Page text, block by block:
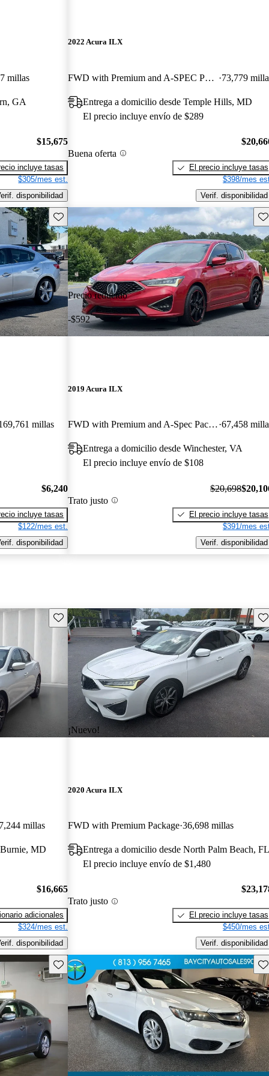
millas
GA
$15,675
incluye tasas
$305/mes est.
disponibilidad
2022 Acura ILX
FWD with Premium and A-SPEC Package 73,779
Entrega a domicilio desde Temple Hills, MD
El precio incluye envío de $289
Buena oferta
El precio incluye tasas
$398/mes
Verif. disponibilidad
Guarda este Aviso
millas
$6,240
incluye tasas
$122/mes est.
disponibilidad
Precio reducido
-$592
2019 Acura ILX
FWD with Premium and A-Spec Package 67,458
Entrega a domicilio desde Winchester, VA
El precio incluye envío de $108
Trato justo
$20,698
El precio incluye tasas
$391/mes
Verif. disponibilidad
Guarda este Aviso
millas
MD
$16,665
adicionales
$324/mes est.
disponibilidad
¡Nuevo!
2020 Acura ILX
FWD with Premium Package 36,698 millas
Entrega a domicilio desde North Palm Beach,
El precio incluye envío de $1,480
Trato justo
El precio incluye tasas
$450/mes
Verif. disponibilidad
Guarda este Aviso